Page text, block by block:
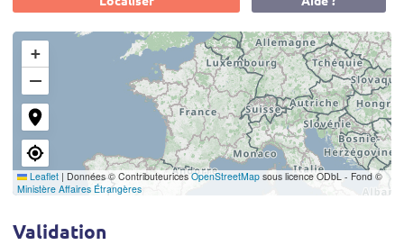
+
−
Leaflet | Données © ContributeuricesOpenStreetMap
sous licence ODbL - Fond ©
Ministère Affaires Étrangères
Validation